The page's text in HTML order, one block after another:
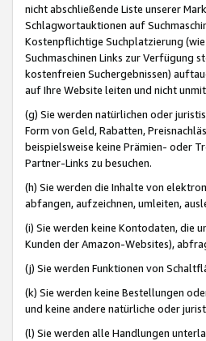
nicht abschließende Liste unserer
Schlagwortauktionen auf
Kostenpflichtige Suchplatzierung (wie
Suchmaschinen Links zur Verfügung
kostenfreien Suchergebnissen)
auf Ihre Website leiten und nicht
(g) Sie werden natürlichen oder
Form von Geld, Rabatten,
beispielsweise keine Prämien- oder
Partner-Links zu besuchen.
(h) Sie werden die Inhalte von
abfangen, aufzeichnen, umleiten,
(i) Sie werden keine Kontodaten, die
Kunden der Amazon-Websites),
(j) Sie werden Funktionen von
(k) Sie werden keine Bestellungen
und keine andere natürliche oder
(l) Sie werden alle Handlungen